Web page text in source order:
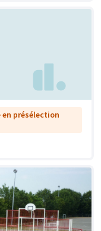
en présélection